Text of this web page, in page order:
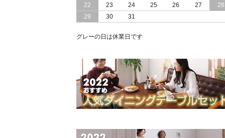
22
23 24 25 26 27
28
29
30 31
グレーの日は休業日です